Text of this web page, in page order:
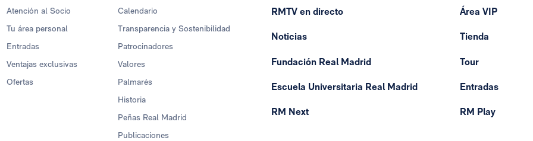
Atención al Socio
Tu área personal
Entradas
Ventajas exclusivas
Ofertas
Calendario
Transparencia y Sostenibilidad
Patrocinadores
Valores
Palmarés
Historia
Peñas Real Madrid
Publicaciones
RMTV en directo
Noticias
Fundación Real Madrid
Escuela Universitaria Real Madrid
RM Next
Área VIP
Tienda
Tour
Entradas
RM Play